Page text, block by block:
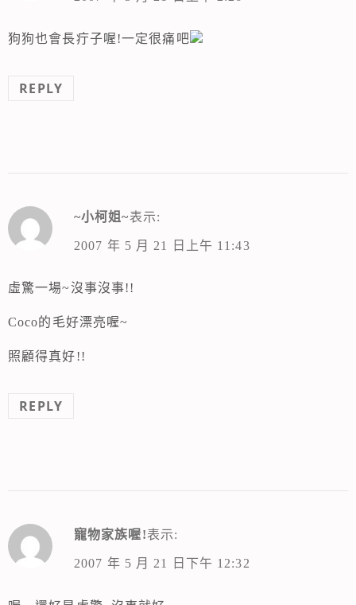
狗狗也會長疔子喔!一定很痛吧
REPLY
~小柯姐~表示:
2007 年 5 月 21 日上午 11:43
虛驚一場~沒事沒事!!
Coco的毛好漂亮喔~
照顧得真好!!
REPLY
寵物家族喔!表示:
2007 年 5 月 21 日下午 12:32